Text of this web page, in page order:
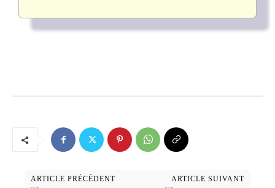
ARTICLE PRÉCÉDENT ARTICLE SUIVANT